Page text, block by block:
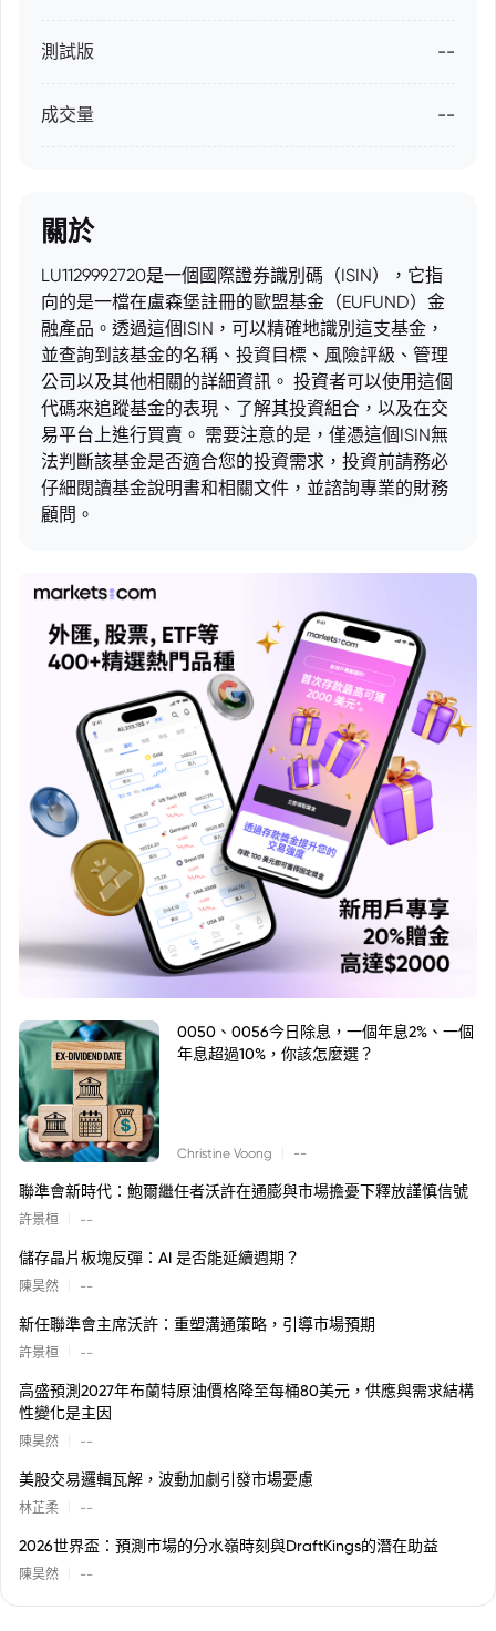
測試版 --
成交量 --
關於
LU1129992720是一個國際證券識別碼（ISIN），它指
向的是一檔在盧森堡註冊的歐盟基金（EUFUND）金
融產品。透過這個ISIN，可以精確地識別這支基金，
並查詢到該基金的名稱、投資目標、風險評級、管理
公司以及其他相關的詳細資訊。 投資者可以使用這個
代碼來追蹤基金的表現、了解其投資組合，以及在交
易平台上進行買賣。 需要注意的是，僅憑這個ISIN無
法判斷該基金是否適合您的投資需求，投資前請務必
仔細閱讀基金說明書和相關文件，並諮詢專業的財務
顧問。
0050、0056今日除息，一個年息2%、一個
年息超過10%，你該怎麼選？
Christine Voong --
聯準會新時代：鮑爾繼任者沃許在通膨與市場擔憂下釋放謹慎信號
許景桓 --
儲存晶片板塊反彈：AI 是否能延續週期？
陳昊然 --
新任聯準會主席沃許：重塑溝通策略，引導市場預期
許景桓 --
高盛預測2027年布蘭特原油價格降至每桶80美元，供應與需求結構
性變化是主因
陳昊然 --
美股交易邏輯瓦解，波動加劇引發市場憂慮
林芷柔 --
2026世界盃：預測市場的分水嶺時刻與DraftKings的潛在助益
陳昊然 --